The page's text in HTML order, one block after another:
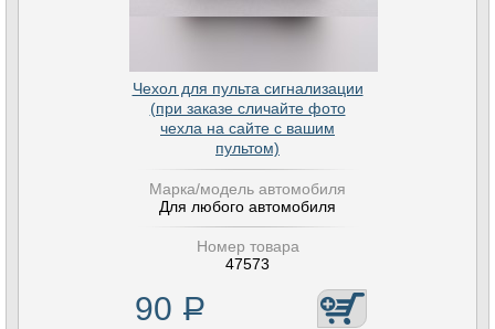
Чехол для пульта сигнализации
(при заказе сличайте фото
чехла на сайте с вашим
пультом)
Марка/модель автомобиля
Для любого автомобиля
Номер товара
47573
90 Р